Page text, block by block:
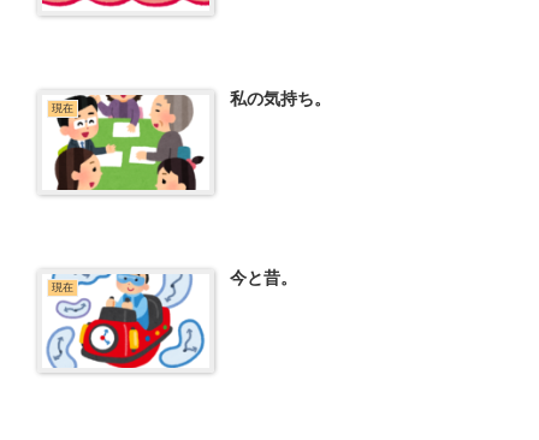
現在 私の気持ち。
現在 今と昔。